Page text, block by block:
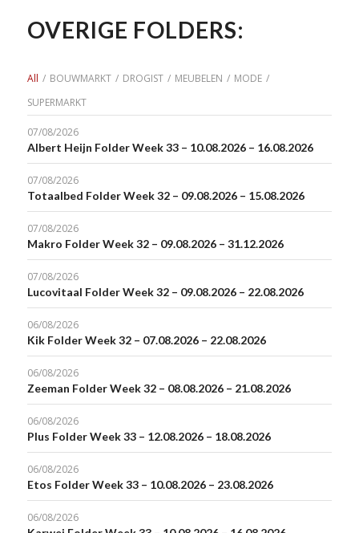
OVERIGE FOLDERS:
All / BOUWMARKT / DROGIST / MEUBELEN / MODE /
SUPERMARKT
07/08/2026
Albert Heijn Folder Week 33 – 10.08.2026 – 16.08.2026
07/08/2026
Totaalbed Folder Week 32 – 09.08.2026 – 15.08.2026
07/08/2026
Makro Folder Week 32 – 09.08.2026 – 31.12.2026
07/08/2026
Lucovitaal Folder Week 32 – 09.08.2026 – 22.08.2026
06/08/2026
Kik Folder Week 32 – 07.08.2026 – 22.08.2026
06/08/2026
Zeeman Folder Week 32 – 08.08.2026 – 21.08.2026
06/08/2026
Plus Folder Week 33 – 12.08.2026 – 18.08.2026
06/08/2026
Etos Folder Week 33 – 10.08.2026 – 23.08.2026
06/08/2026